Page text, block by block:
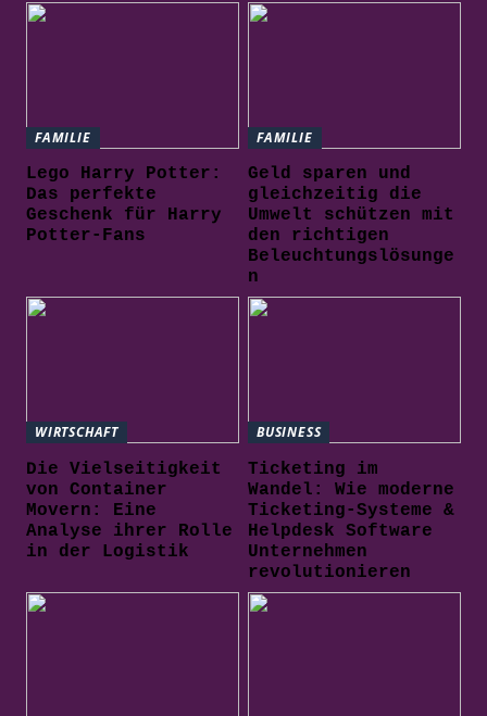
FAMILIE
Lego Harry Potter:
Das perfekte
Geschenk für Harry
Potter-Fans
FAMILIE
Geld sparen und
gleichzeitig die
Umwelt schützen mit
den richtigen
Beleuchtungslösunge
n
WIRTSCHAFT
Die Vielseitigkeit
von Container
Movern: Eine
Analyse ihrer Rolle
in der Logistik
BUSINESS
Ticketing im
Wandel: Wie moderne
Ticketing-Systeme &
Helpdesk Software
Unternehmen
revolutionieren